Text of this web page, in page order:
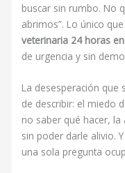
buscar sin rumbo. No
abrimos”. Lo único
veterinaria 24 horas
de urgencia y sin
La desesperación que
de describir: el miedo
no saber qué hacer,
sin poder darle alivio.
una sola pregunta